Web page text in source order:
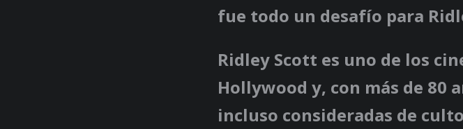
fue todo un desafío para
Ridley Scott es uno de los
Hollywood y, con más de 80
incluso consideradas de